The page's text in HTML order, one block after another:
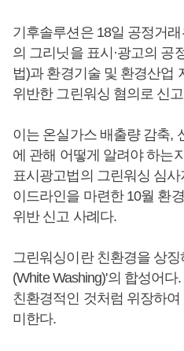
기후솔루션은 18일 공정거
의 그리닛을 표시·광고의 공
법)과 환경기술 및 환경산업
위반한 그린워싱 혐의로 신
이는 온실가스 배출량 감축,
에 관해 어떻게 알려야 하는
표시광고법의 그린워싱 심
이드라인을 마련한 10월 환
위반 신고 사례다.
그린워싱이란 친환경을 상
(White Washing)'의 합성어
친환경적인 것처럼 위장하
미한다.